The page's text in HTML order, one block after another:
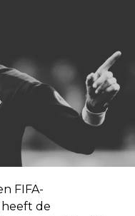
FIFA-
de